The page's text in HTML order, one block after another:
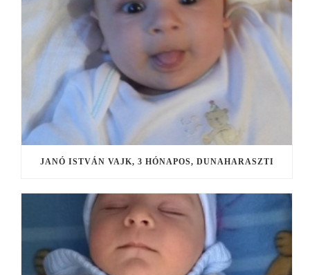
JANÓ ISTVÁN VAJK, 3 HÓNAPOS, DUNAHARASZTI